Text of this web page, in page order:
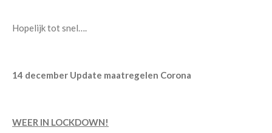
Hopelijk tot snel….
14 december Update maatregelen Corona
WEER IN LOCKDOWN!